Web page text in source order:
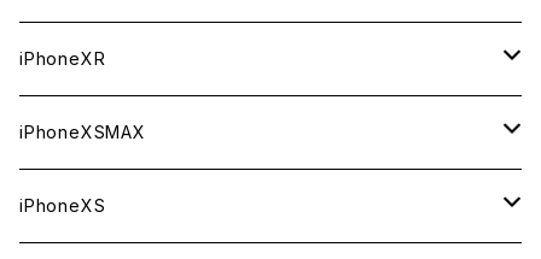
中古（整備済み）
中古（整備済み）
新品
中古（整備済み）
中古（整備済み）
新品
中古（整備済み）
64GB
新品
中古（整備済み）
新品
中古（整備済み）
256GB
新品
中古（整備済み）
64GB
新品
256GB
新品
中古（整備済み）
128GB
新品
64GB
iPhoneXR
256GB
新品
128GB
iPhoneXSMAX
512GB
iPhoneXS